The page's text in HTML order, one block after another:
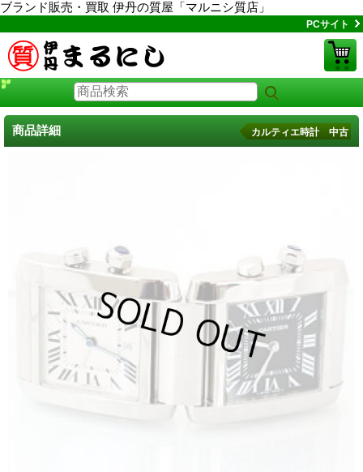
ブランド販売・買取 伊丹の質屋「マルニシ質店」
PCサイト
商品詳細 カルティエ時計 中古